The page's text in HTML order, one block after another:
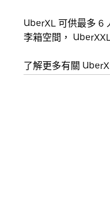
UberXL 可供最多 6
李箱空間，
了解更多有關